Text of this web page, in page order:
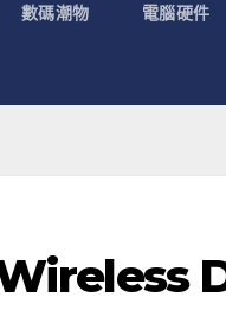
數碼潮物 電腦硬件